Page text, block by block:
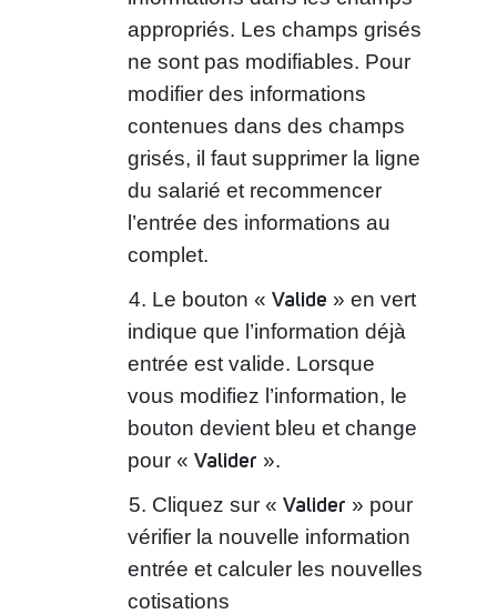
appropriés. Les champs grisés
ne sont pas modifiables. Pour
modifier des informations
contenues dans des champs
grisés, il faut supprimer la ligne
du salarié et recommencer
l’entrée des informations au
complet.
Le bouton « Valide » en vert
indique que l’information déjà
entrée est valide. Lorsque
vous modifiez l’information, le
bouton devient bleu et change
pour «Valider ».
Cliquez sur « Valider » pour
vérifier la nouvelle information
entrée et calculer les nouvelles
cotisations